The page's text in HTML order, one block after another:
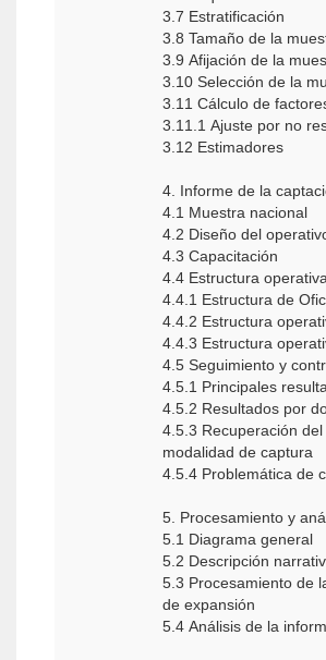
3.7 Estratificación
3.8 Tamaño de la
3.9 Afijación de la
3.10 Selección de la
3.11 Cálculo de
3.11.1 Ajuste por no
3.12 Estimadores
4. Informe de la
4.1 Muestra nacional
4.2 Diseño del
4.3 Capacitación
4.4 Estructura operativa
4.4.1 Estructura de
4.4.2 Estructura
4.4.3 Estructura
4.5 Seguimiento y
4.5.1 Principales
4.5.2 Resultados por
4.5.3 Recuperación
modalidad de captura
4.5.4 Problemática de
5. Procesamiento y
5.1 Diagrama general
5.2 Descripción
5.3 Procesamiento de
de expansión
5.4 Análisis de la